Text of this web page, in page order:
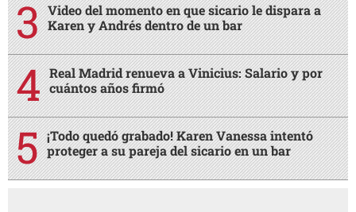
Video del momento en que sicario le dispara a
Karen y Andrés dentro de un bar
Real Madrid renueva a Vinicius: Salario y por
cuántos años firmó
¡Todo quedó grabado! Karen Vanessa intentó
proteger a su pareja del sicario en un bar